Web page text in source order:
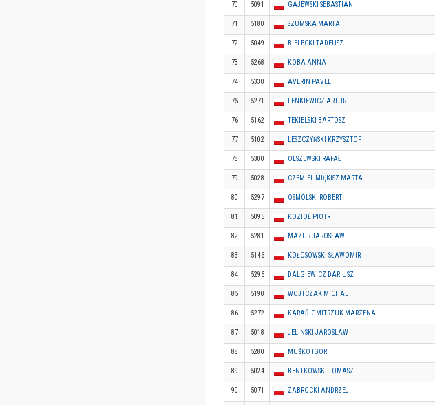
70 5091 GAJEWSKI SEBASTIAN
71 5180 SZUMSKA MARTA
72 5049 BIELECKI TADEUSZ
73 5268 KOBA ANNA
74 5330 AVERIN PAVEL
75 5271 LENKIEWICZ ARTUR
76 5162 TEKIELSKI BARTOSZ
77 5102 LESZCZYŃSKI KRZYSZTOF
78 5300 OLSZEWSKI RAFAŁ
79 5028 CZEMIEL-MIĘKISZ MARTA
80 5297 OSMÓLSKI ROBERT
81 5095 KOZIOŁ PIOTR
82 5281 MAZUR JAROSŁAW
83 5146 KOŁOSOWSKI SŁAWOMIR
84 5296 DALGIEWICZ DARIUSZ
85 5190 WOJTCZAK MICHAL
86 5272 KARAŚ -GMITRZUK MARZENA
87 5018 JELINSKI JAROSLAW
88 5280 MUŚKO IGOR
89 5024 BENTKOWSKI TOMASZ
90 5071 ZABROCKI ANDRZEJ